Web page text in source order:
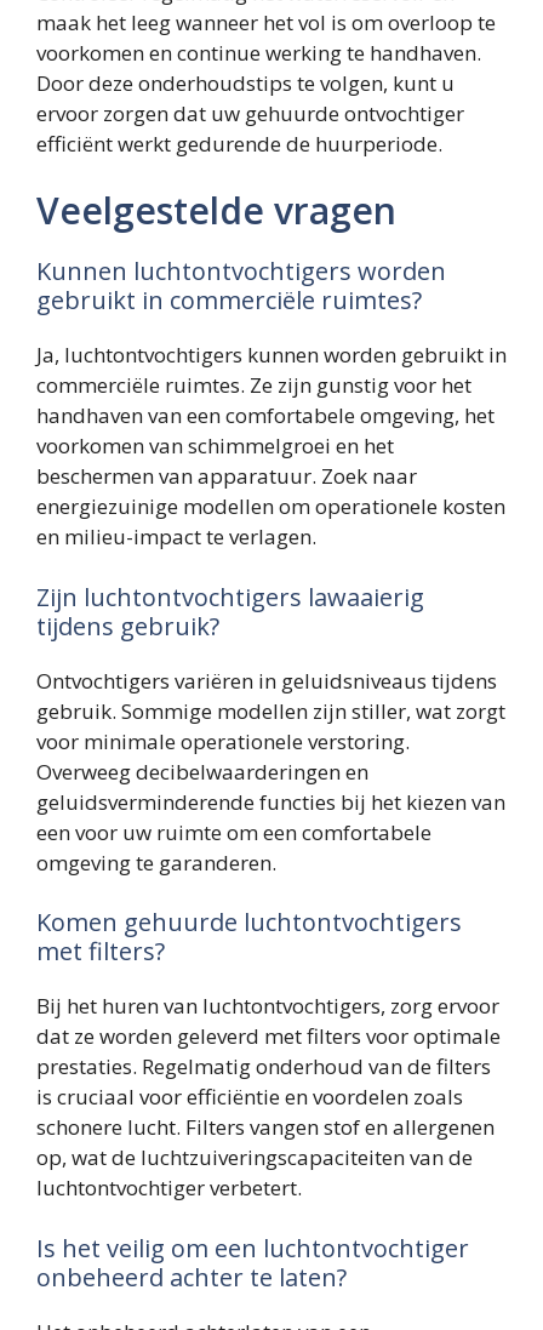
maak het leeg wanneer het vol is om overloop te
voorkomen en continue werking te handhaven.
Door deze onderhoudstips te volgen, kunt u
ervoor zorgen dat uw gehuurde ontvochtiger
efficiënt werkt gedurende de huurperiode.
Veelgestelde vragen
Kunnen luchtontvochtigers worden
gebruikt in commerciële ruimtes?
Ja, luchtontvochtigers kunnen worden gebruikt in
commerciële ruimtes. Ze zijn gunstig voor het
handhaven van een comfortabele omgeving, het
voorkomen van schimmelgroei en het
beschermen van apparatuur. Zoek naar
energiezuinige modellen om operationele kosten
en milieu-impact te verlagen.
Zijn luchtontvochtigers lawaaierig
tijdens gebruik?
Ontvochtigers variëren in geluidsniveaus tijdens
gebruik. Sommige modellen zijn stiller, wat zorgt
voor minimale operationele verstoring.
Overweeg decibelwaarderingen en
geluidsverminderende functies bij het kiezen van
een voor uw ruimte om een comfortabele
omgeving te garanderen.
Komen gehuurde luchtontvochtigers
met filters?
Bij het huren van luchtontvochtigers, zorg ervoor
dat ze worden geleverd met filters voor optimale
prestaties. Regelmatig onderhoud van de filters
is cruciaal voor efficiëntie en voordelen zoals
schonere lucht. Filters vangen stof en allergenen
op, wat de luchtzuiveringscapaciteiten van de
luchtontvochtiger verbetert.
Is het veilig om een luchtontvochtiger
onbeheerd achter te laten?